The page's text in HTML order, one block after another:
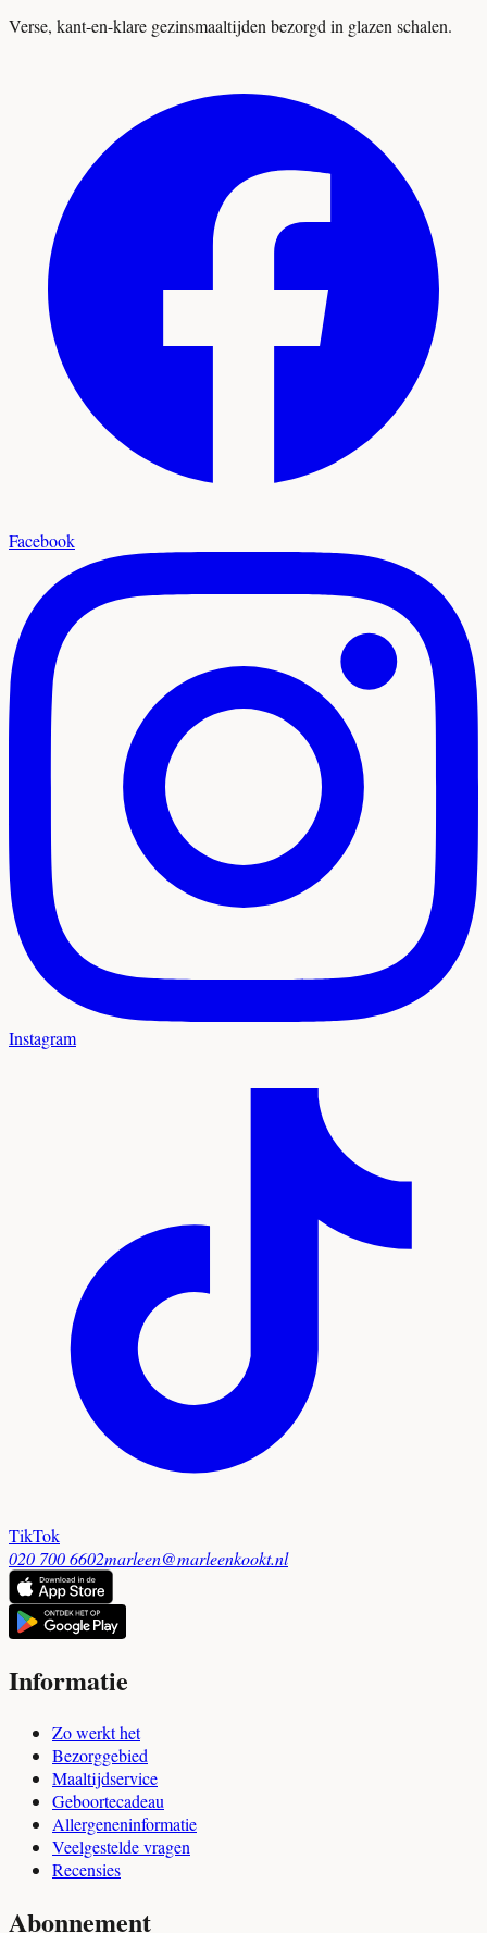
Verse, kant-en-klare gezinsmaaltijden bezorgd in glazen schalen.
Facebook
Instagram
TikTok
020 700 6602marleen@marleenkookt.nl
Informatie
Zo werkt het
Bezorggebied
Maaltijdservice
Geboortecadeau
Allergeneninformatie
Veelgestelde vragen
Recensies
Abonnement